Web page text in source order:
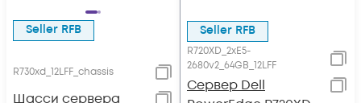
Seller RFB
R730xd_12LFF_chassis
Шасси сервера
Seller RFB
R720XD_2xE5-
2680v2_64GB_12LFF
Сервер Dell